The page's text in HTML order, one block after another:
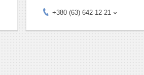
+380 (63) 642-12-21